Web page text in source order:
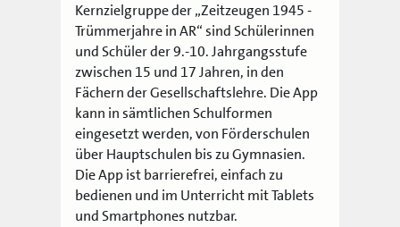
Kernzielgruppe der „Zeitzeugen 1945 -
Trümmerjahre in AR“ sind Schülerinnen
und Schüler der 9.-10. Jahrgangsstufe
zwischen 15 und 17Jahren, in den
Fächern der Gesellschaftslehre. Die App
kann in sämtlichen Schulformen
eingesetzt werden, von Förderschulen
über Hauptschulen bis zu Gymnasien.
Die App ist barrierefrei, einfach zu
bedienen und im Unterricht mit Tablets
und Smartphones nutzbar.